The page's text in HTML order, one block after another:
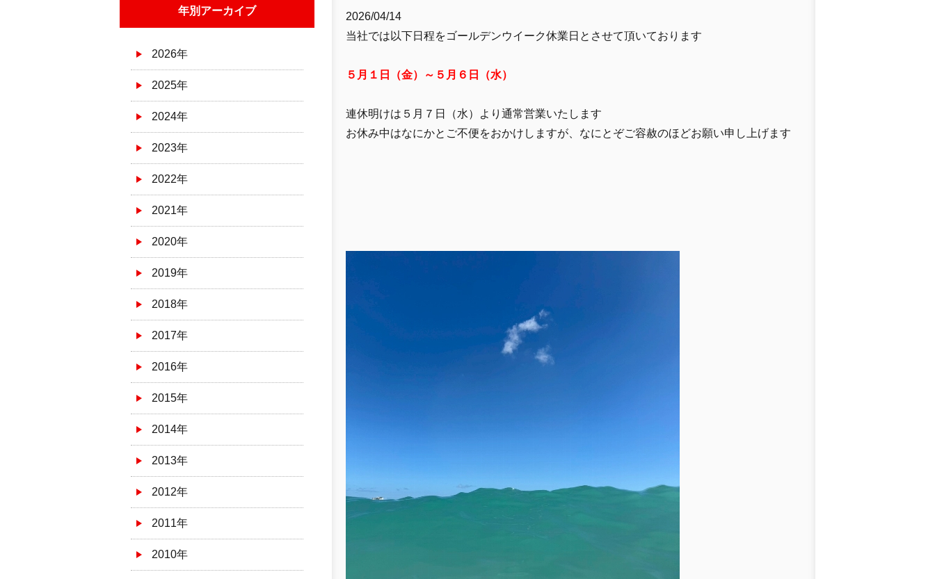
年別アーカイブ
2026年
2025年
2024年
2023年
2022年
2021年
2020年
2019年
2018年
2017年
2016年
2015年
2014年
2013年
2012年
2011年
2010年
2026/04/14
当社では以下日程をゴールデンウイーク休業日とさせて頂いております
５月１日（金）～５月６日（水）
連休明けは５月７日（水）より通常営業いたします
お休み中はなにかとご不便をおかけしますが、なにとぞご容赦のほどお願い申し上げます